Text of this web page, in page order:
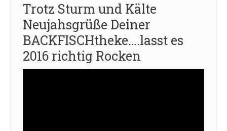
Trotz Sturm und Kälte
Neujahsgrüße Deiner
BACKFISCHtheke….lasst es
2016 richtig Rocken